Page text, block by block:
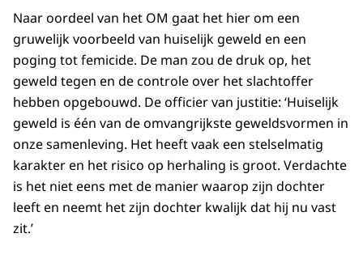
Naar oordeel van het OM gaat het hier om een
gruwelijk voorbeeld van huiselijk geweld en een
poging tot femicide. De man zou de druk op, het
geweld tegen en de controle over het slachtoffer
hebben opgebouwd. De officier van justitie: ‘Huiselijk
geweld is één van de omvangrijkste geweldsvormen in
onze samenleving. Het heeft vaak een stelselmatig
karakter en het risico op herhaling is groot. Verdachte
is het niet eens met de manier waarop zijn dochter
leeft en neemt het zijn dochter kwalijk dat hij nu vast
zit.’